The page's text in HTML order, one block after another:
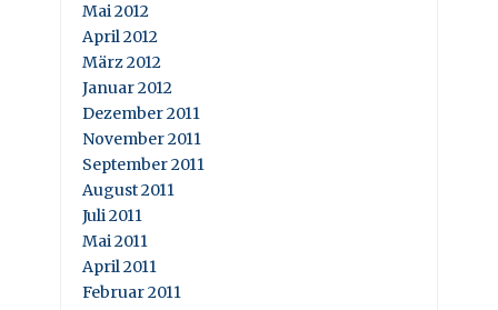
Mai 2012
April 2012
März 2012
Januar 2012
Dezember 2011
November 2011
September 2011
August 2011
Juli 2011
Mai 2011
April 2011
Februar 2011